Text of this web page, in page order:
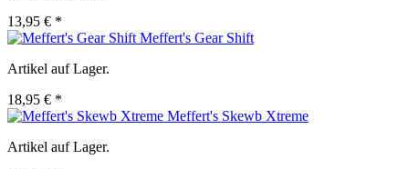
13,95 € *
Meffert's Gear Shift
Artikel auf Lager.
18,95 € *
Meffert's Skewb Xtreme
Artikel auf Lager.